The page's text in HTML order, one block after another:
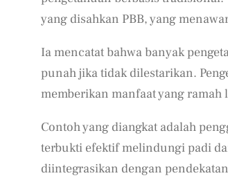
yang disahkan PBB, yang
Ia mencatat bahwa banyak
punah jika tidak dilestarikan.
memberikan manfaat yang
Contoh yang diangkat adalah
terbukti efektif melindungi padi
diintegrasikan dengan